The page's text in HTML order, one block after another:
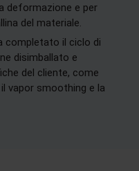
deformazione e per
del materiale.
completato il ciclo di
disimballato e
del cliente, come
vapor smoothing e la